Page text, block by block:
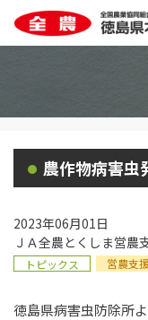
農作物病害虫
2023年06月01日
ＪＡ全農とくしま営農
トピックス 営農支
徳島県病害虫防除所